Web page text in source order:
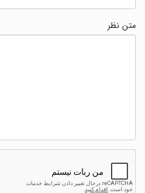
متن نظر